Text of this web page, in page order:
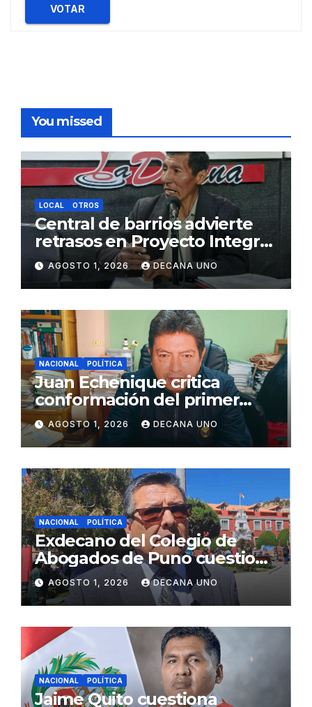
VOTAR
You missed
LOCAL OTROS
Central de barrios advierte
retrasos en Proyecto Integral
de Agua y Alcantarillado para
Juliaca
AGOSTO 1, 2026 DECANA UNO
NACIONAL POLÍTICA
Juan Echenique critica
conformación del primer
gabinete ministerial de Keiko
Fujimori
AGOSTO 1, 2026 DECANA UNO
NACIONAL POLÍTICA
Exdecano del Colegio de
Abogados de Puno cuestiona
propuestas sobre seguridad
ciudadana
AGOSTO 1, 2026 DECANA UNO
NACIONAL POLÍTICA
Jaime Quito cuestiona